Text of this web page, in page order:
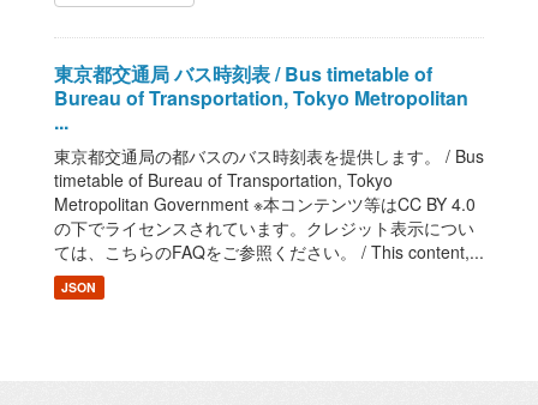
東京都交通局 バス時刻表 / Bus timetable of
Bureau of Transportation, Tokyo Metropolitan
...
東京都交通局の都バスのバス時刻表を提供します。 / Bus
timetable of Bureau of Transportation, Tokyo
Metropolitan Government ※本コンテンツ等はCC BY 4.0
の下でライセンスされています。クレジット表示につい
ては、こちらのFAQをご参照ください。 / This content,...
JSON